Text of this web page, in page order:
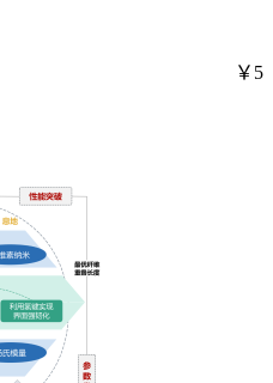
￥5